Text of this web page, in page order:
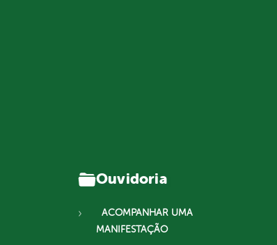
Ouvidoria
ACOMPANHAR UMA
MANIFESTAÇÃO